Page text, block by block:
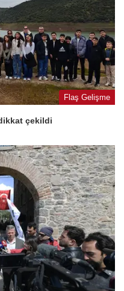
Flaş Gelişme
çekildi